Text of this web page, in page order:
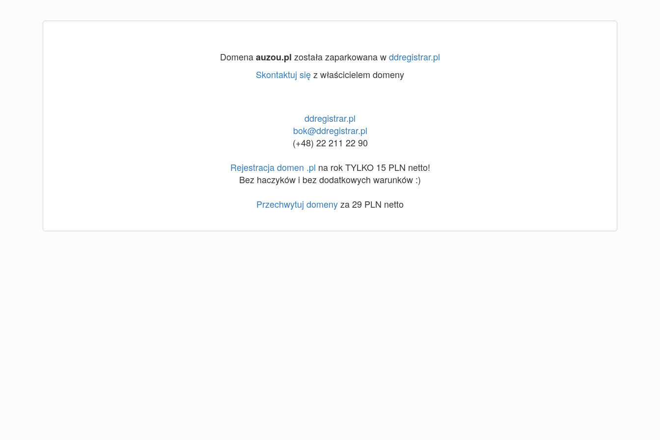
Domenaauzou.pl została zaparkowana wddregistrar.pl
Skontaktuj sięz właścicielem domeny
ddregistrar.pl
bok@ddregistrar.pl
(+48) 22 211 22 90
Rejestracja domen .pl na rok TYLKO 15 PLN netto!
Bez haczyków i bez dodatkowych warunków :)
Przechwytuj domenyza 29 PLN netto